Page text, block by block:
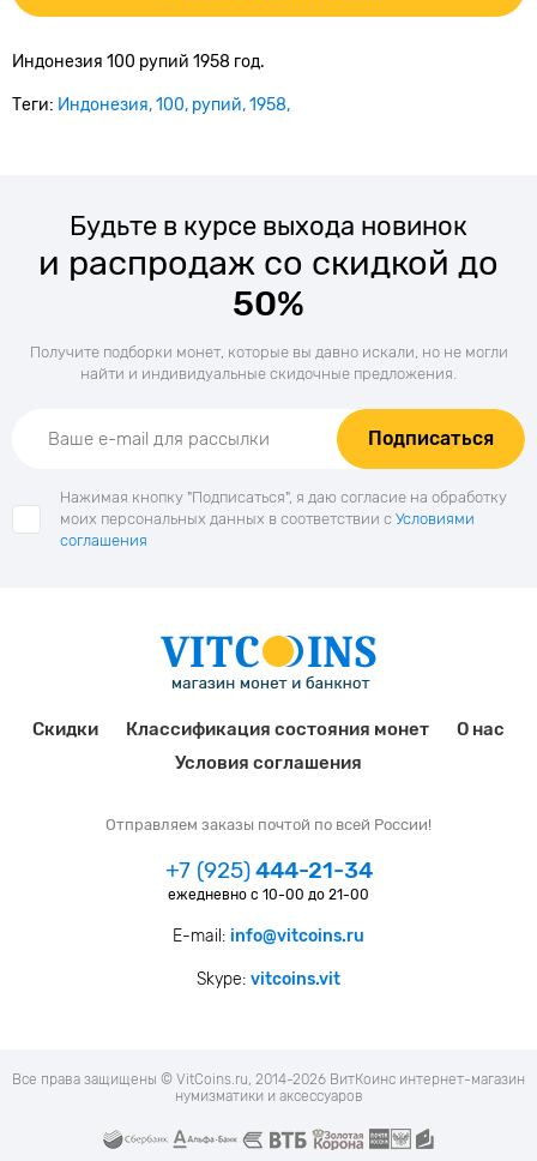
Индонезия 100 рупий 1958 год.
Теги: Индонезия 100 рупий 1958
Будьте в курсе выхода новинок
и распродаж со скидкой до
50%
Получите подборки монет, которые вы давно искали, но не могли
найти и индивидуальные скидочные предложения.
Подписаться
Нажимая кнопку "Подписаться", я даю согласие на обработку
моих персональных данных в соответствии с Условиями
соглашения
Скидки Классификация состояния монет
О нас
Условия соглашения
Отправляем заказы почтой по всей России!
+7 (925)444-21-34
ежедневно с 10-00 до 21-00
E-mail: info@vitcoins.ru
Skype: vitcoins.vit
Все права защищены © VitCoins.ru, 2014-2026 ВитКоинс интернет-магазин
нумизматики и аксессуаров